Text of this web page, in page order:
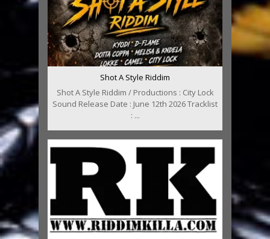
Shot A Style Riddim
Shot A Style Riddim / Productions : City Lock
Sound Release Date : June 12th 2026 Tracklist
: ...